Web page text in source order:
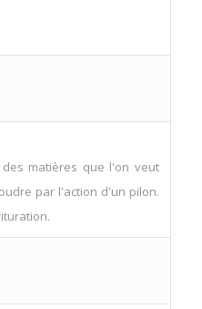
matières que l'on veut
par l'action d'un pilon.